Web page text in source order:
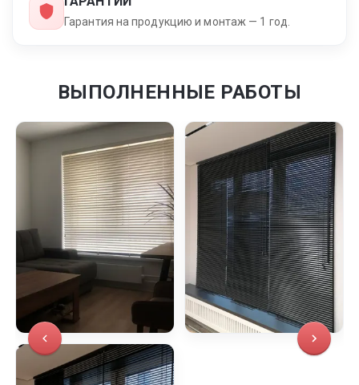
Гарантия на продукцию и монтаж — 1 год.
ВЫПОЛНЕННЫЕ РАБОТЫ